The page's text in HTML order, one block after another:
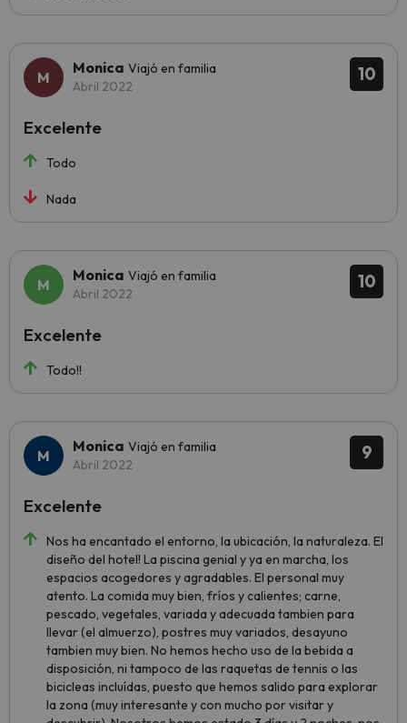
10
Monica Viajó en familia
Abril 2022
Todo
Nada
Excelente
10
Monica Viajó en familia
Abril 2022
Todo!!
Excelente
9
Monica Viajó en familia
Abril 2022
Nos ha encantado el entorno, la ubicación, la naturaleza. El
diseño del hotel! La piscina genial y ya en marcha, los
espacios acogedores y agradables. El personal muy
atento. La comida muy bien, fríos y calientes; carne,
pescado, vegetales, variada y adecuada tambien para
llevar (el almuerzo), postres muy variados, desayuno
tambien muy bien. No hemos hecho uso de la bebida a
disposición, ni tampoco de las raquetas de tennis o las
bicicleas incluídas, puesto que hemos salido para explorar
la zona (muy interesante y con mucho por visitar y
Excelente